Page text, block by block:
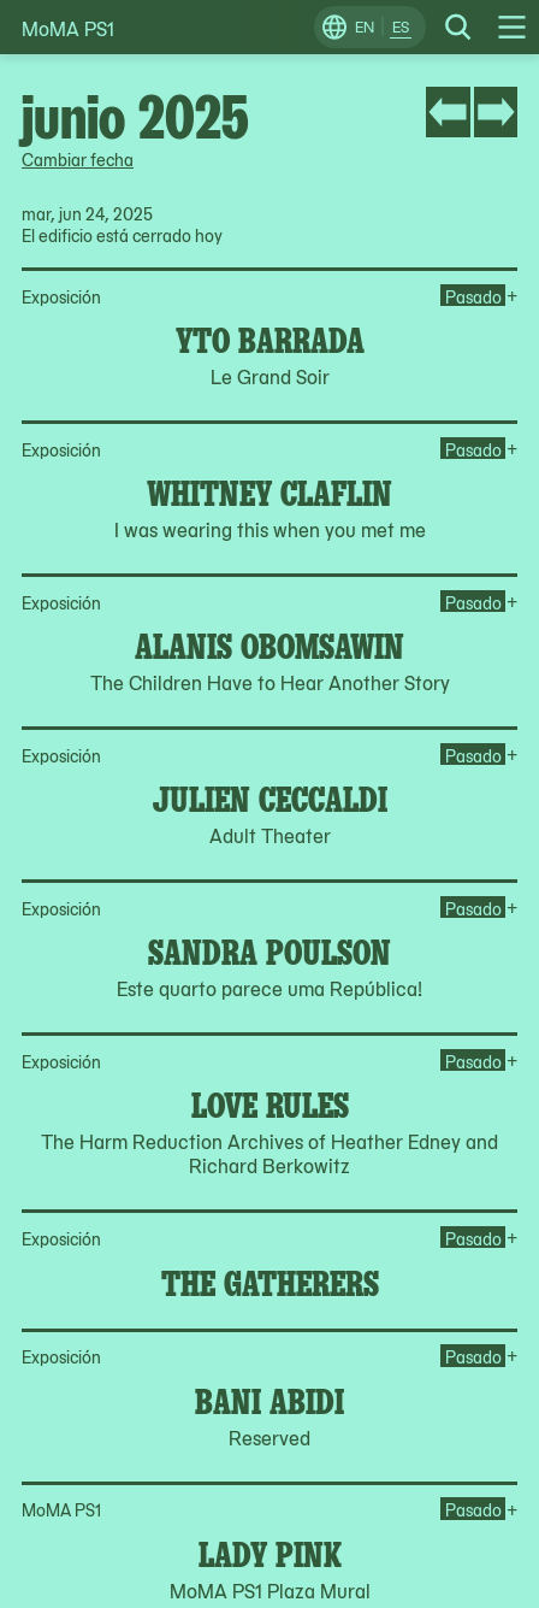
Skip
to
EN ES Search
Change
Locale
MoMA PS1
Cambiar fecha
mar, jun 24, 2025
El edificio está cerrado hoy
Exposición
YTO BARRADA
Le Grand Soir
Pasado +
Exposición
WHITNEY CLAFLIN
I was wearing this when you met me
Pasado +
Exposición
ALANIS OBOMSAWIN
The Children Have to Hear Another Story
Pasado +
Exposición
JULIEN CECCALDI
Adult Theater
Pasado +
Exposición
SANDRA POULSON
Este quarto parece uma República!
Pasado +
Exposición
LOVE RULES
The Harm Reduction Archives of Heather Edney and
Richard Berkowitz
Pasado +
Exposición
THE GATHERERS
Pasado +
Exposición
BANI ABIDI
Reserved
Pasado +
MoMA PS1
LADY PINK
MoMA PS1 Plaza Mural
Pasado +
junio 2025